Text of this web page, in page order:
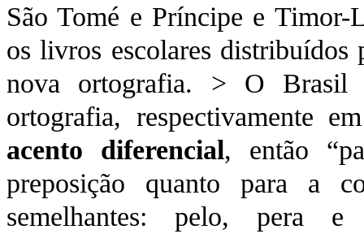
São Tomé e Príncipe e
os livros escolares distribuídos
nova ortografia. > O Brasil
ortografia, respectivamente
acento diferencial, então
preposição quanto para a
semelhantes: pelo, pera